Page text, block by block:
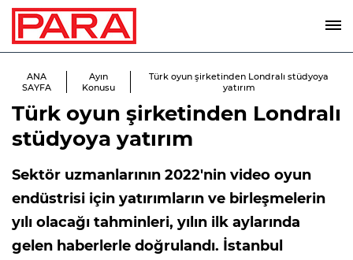
ANA
SAYFA
Ayın
Konusu
Türk oyun şirketinden Londralı stüdyoya
yatırım
Türk oyun şirketinden Londralı
stüdyoya yatırım
Sektör uzmanlarının 2022'nin video oyun
endüstrisi için yatırımların ve birleşmelerin
yılı olacağı tahminleri, yılın ilk aylarında
gelen haberlerle doğrulandı. İstanbul